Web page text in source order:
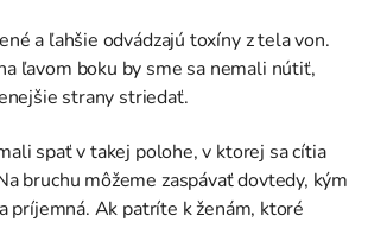
a ľahšie odvádzajú toxíny z tela von.
ľavom boku by sme sa nemali nútiť,
strany striedať.
spať v takej polohe, v ktorej sa cítia
bruchu môžeme zaspávať dovtedy, kým
príjemná. Ak patríte k ženám, ktoré